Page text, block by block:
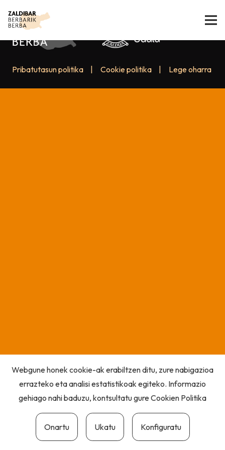
Pribatutasun politika Cookie politika Lege oharra
Webgune honek cookie-ak erabiltzen ditu, zure nabigazioa
errazteko eta analisi estatistikoak egiteko. Informazio
gehiago nahi baduzu, kontsultatu gureCookien Politika
Onartu Ukatu Konfiguratu